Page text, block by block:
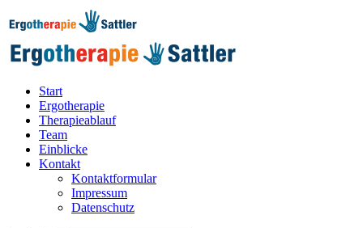
Start
Ergotherapie
Therapieablauf
Team
Einblicke
Kontakt
Kontaktformular
Impressum
Datenschutz